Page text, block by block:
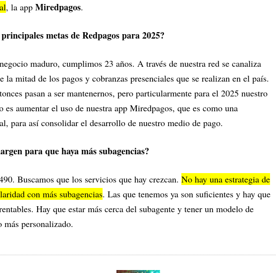
, la app Miredpagos.
metas de Redpagos para 2025?
maduro, cumplimos 23 años. A través de nuestra red se canaliza
la mitad de los pagos y cobranzas presenciales que se realizan en el país.
pasan a ser mantenernos, pero particularmente para el 2025 nuestro
aumentar el uso de nuestra app Miredpagos, que es como una
para así consolidar el desarrollo de nuestro medio de pago.
para que haya más subagencias?
Buscamos que los servicios que hay crezcan. No hay una estrategia de
con más subagencias. Las que tenemos ya son suficientes y hay que
Hay que estar más cerca del subagente y tener un modelo de
personalizado.